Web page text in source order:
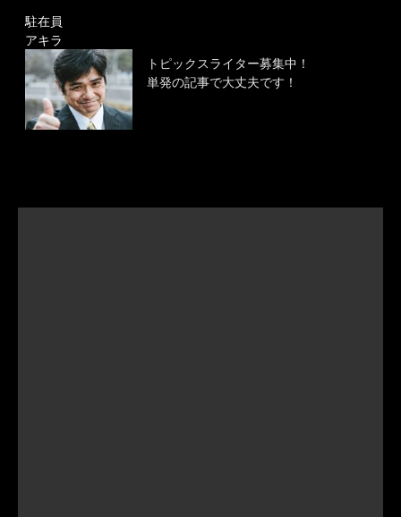
駐在員
アキラ
トピックスライター募集中！
単発の記事で大丈夫です！